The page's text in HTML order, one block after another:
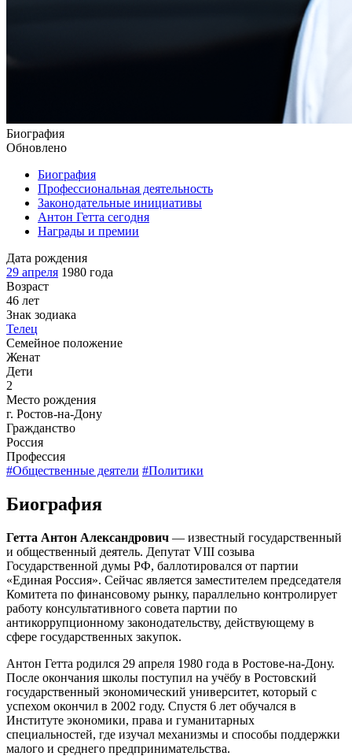
Биография
Обновлено
Биография
Профессиональная деятельность
Законодательные инициативы
Антон Гетта сегодня
Награды и премии
Дата рождения
29 апреля 1980 года
Возраст
46 лет
Знак зодиака
Телец
Семейное положение
Женат
Дети
2
Место рождения
г. Ростов-на-Дону
Гражданство
Россия
Профессия
#Общественные деятели #Политики
Биография
Гетта Антон Александрович — известный государственный
и общественный деятель. Депутат VIII созыва
Государственной думы РФ, баллотировался от партии
«Единая Россия». Сейчас является заместителем председателя
Комитета по финансовому рынку, параллельно контролирует
работу консультативного совета партии по
антикоррупционному законодательству, действующему в
сфере государственных закупок.
Антон Гетта родился 29 апреля 1980 года в Ростове-на-Дону.
После окончания школы поступил на учёбу в Ростовский
государственный экономический университет, который с
успехом окончил в 2002 году. Спустя 6 лет обучался в
Институте экономики, права и гуманитарных
специальностей, где изучал механизмы и способы поддержки
малого и среднего предпринимательства.